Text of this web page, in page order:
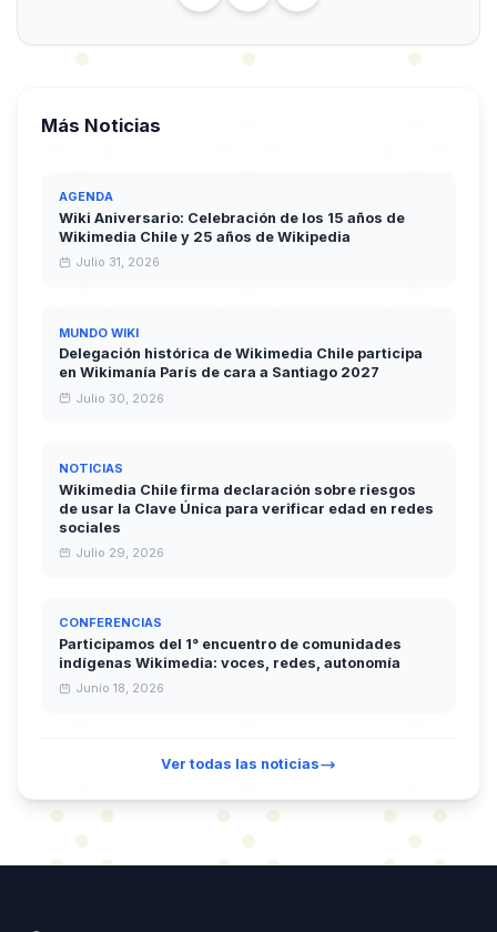
Más Noticias
AGENDA
Wiki Aniversario: Celebración de los 15 años de
Wikimedia Chile y 25 años de Wikipedia
Julio 31, 2026
MUNDO WIKI
Delegación histórica de Wikimedia Chile participa
en Wikimanía París de cara a Santiago 2027
Julio 30, 2026
NOTICIAS
Wikimedia Chile firma declaración sobre riesgos
de usar la Clave Única para verificar edad en redes
sociales
Julio 29, 2026
CONFERENCIAS
Participamos del 1° encuentro de comunidades
indígenas Wikimedia: voces, redes, autonomía
Junio 18, 2026
Ver todas las noticias